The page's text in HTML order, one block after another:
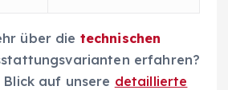
über die technischen
erfahren?
auf unsere detaillierte